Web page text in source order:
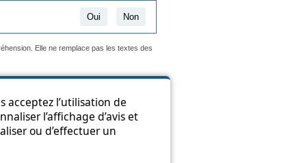
acceptez l’utilisation de
l’affichage d’avis et
ou d’effectuer un
Oui Non
Elle ne remplace pas les textes des